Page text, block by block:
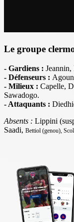
Le groupe
- Gardiens :
- Défenseurs :
- Milieux : Capelle,
Sawadogo.
- Attaquants :
Absents : Lippini
Saadi, Bettiol (genou),